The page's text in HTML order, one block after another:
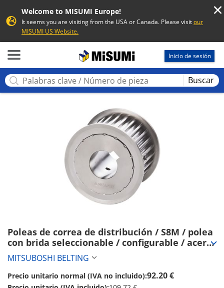
Welcome to MISUMI Europe!
It seems you are visiting from the USA or Canada. Please visitour
MISUMI US Website.
Inicio de sesión
Buscar
Poleas de correa de distribución / S8M / polea
con brida seleccionable / configurable / acero
/ bruñido, niquelado químicamente / S8M0250
(S1-25S8M0250BX-25T3X)
MITSUBOSHI BELTING
Precio unitario normal (IVA no incluido):92.20 €